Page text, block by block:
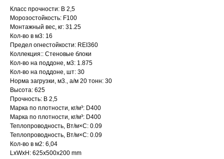
Класс прочности: B 2,5
Морозостойкость: F100
Монтажный вес, кг: 31.25
Кол-во в м3: 16
Предел огнестойкости: REI360
Коллекция:: Стеновые блоки
Кол-во на поддоне, м3: 1.875
Кол-во на поддоне, шт: 30
Норма загрузки, м3., а/м 20 тонн: 30
Высота: 625
Прочность: B 2,5
Марка по плотности, кг/м³: D400
Марка по плотности, кг/м³: D400
Теплопроводность, Вт/м×С: 0.09
Теплопроводность, Вт/м×С: 0.09
Кол-во в м2: 6,04
LxWxH: 625x500x200 mm